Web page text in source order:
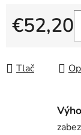
€52,20
Jednotková
Tlač